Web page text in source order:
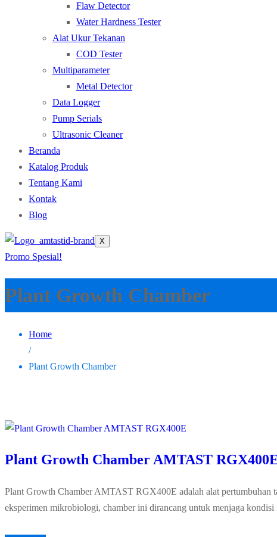
Flaw Detector
Water Hardness Tester
Alat Ukur Tekanan
COD Tester
Multiparameter
Metal Detector
Data Logger
Pump Serials
Ultrasonic Cleaner
Beranda
Katalog Produk
Tentang Kami
Kontak
Blog
X
Promo Spesial!
Plant Growth Chamber
Home
/
Plant Growth Chamber
Plant Growth Chamber AMTAST
Plant Growth Chamber AMTAST RGX400E adalah alat pertumbuhan
eksperimen mikrobiologi, chamber ini dirancang untuk menjaga kondisi